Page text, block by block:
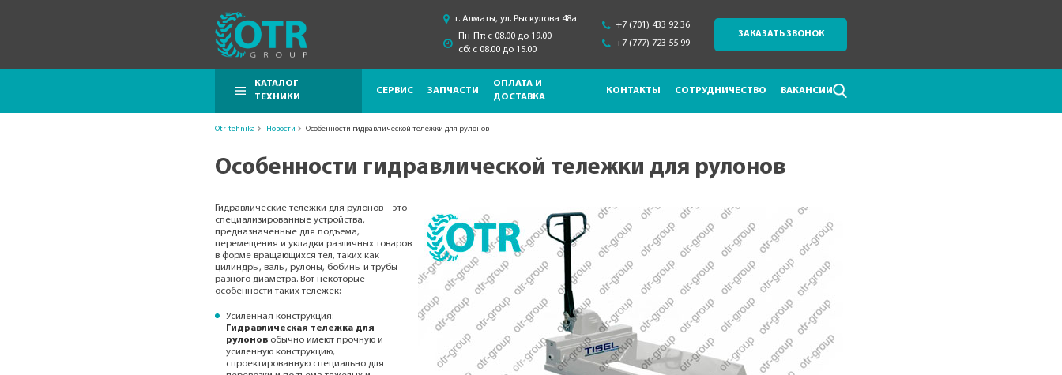
г. Алматы, ул. Рыскулова 48a
Пн-Пт: с 08.00 до 19.00
сб: с 08.00 до 15.00
+7 (701) 433 92 36
+7 (777) 723 55 99
ЗАКАЗАТЬ ЗВОНОК
КАТАЛОГ
ТЕХНИКИ
СЕРВИС ЗАПЧАСТИ
ОПЛАТА И
ДОСТАВКА
КОНТАКТЫ СОТРУДНИЧЕСТВО ВАКАНСИИ
Otr-tehnika Новости Особенности гидравлической тележки для рулонов
Особенности гидравлической тележки для рулонов
Гидравлические тележки для рулонов – это
специализированные устройства,
предназначенные для подъема,
перемещения и укладки различных товаров
в форме вращающихся тел, таких как
цилиндры, валы, рулоны, бобины и трубы
разного диаметра. Вот некоторые
особенности таких тележек:
Усиленная конструкция:
Гидравлическая тележка для
рулоновобычно имеют прочную и
усиленную конструкцию,
спроектированную специально для